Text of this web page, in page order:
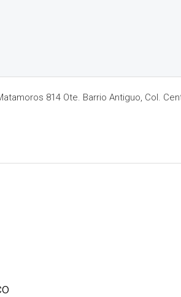
814 Ote. Barrio Antiguo, Col.